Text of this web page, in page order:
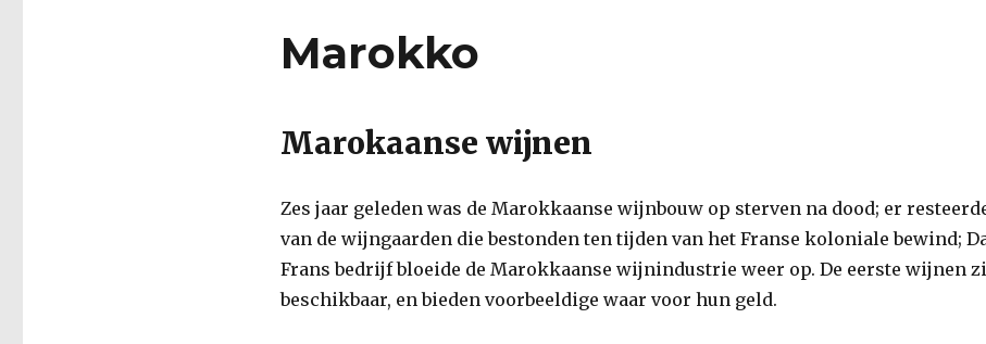
Marokko
Marokaanse wijnen
Zes jaar geleden was de Marokkaanse wijnbouw op sterven na dood; er
van de wijngaarden die bestonden ten tijden van het Franse koloniale bewind;
Frans bedrijf bloeide de Marokkaanse wijnindustrie weer op. De eerste wijnen
beschikbaar, en bieden voorbeeldige waar voor hun geld.